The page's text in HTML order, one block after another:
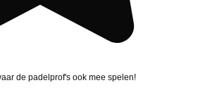
de padelprof's ook mee spelen!